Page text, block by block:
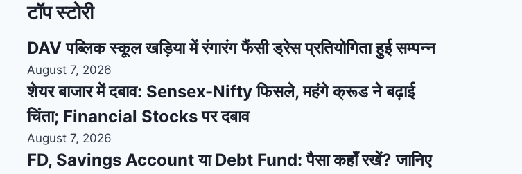
टॉप स्टोरी
DAV पब्लिक स्कूल खड़िया में रंगारंग फैंसी ड्रेस प्रतियोगिता हुई सम्पन्न
August 7, 2026
शेयर बाजार में दबाव: Sensex-Nifty फिसले, महंगे क्रूड ने बढ़ाई
चिंता; Financial Stocks पर दबाव
August 7, 2026
FD, Savings Account या Debt Fund: पैसा कहाँ रखें? जानिए